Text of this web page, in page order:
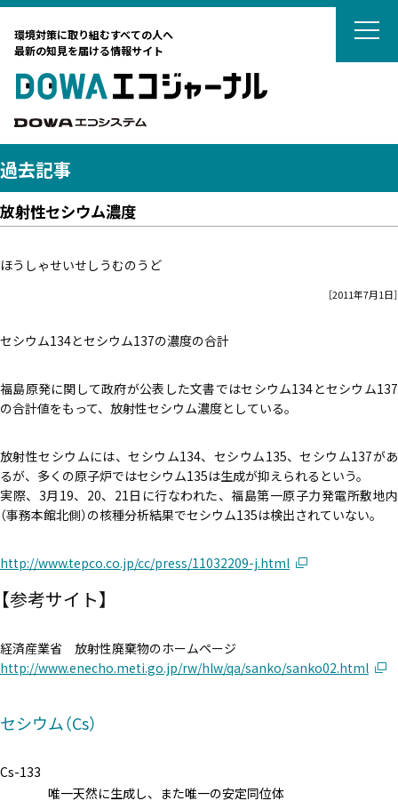
環境対策に取り組むすべての人へ
最新の知見を届ける情報サイト
DOWAエコジ
テーマから選ぶ
サーキュラーエコノミー
国際動向
リスク管理
DOWAの取組リサイクル廃棄物処理
藤田観光からのおすすめカーボンニュートラル
PCB 環境コンサルLIBPV毒劇法バイオ燃料
エコぺディア
過去記事はこちら
お問い合わせはこちら
過去記事
放射性セシウム濃度
ほうしゃせいせしうむのうど
［2011年7月1日］
セシウム134とセシウム137の濃度の合計
福島原発に関して政府が公表した文書ではセシウム134とセシウム137
の合計値をもって、放射性セシウム濃度としている。
放射性セシウムには、セシウム134、セシウム135、セシウム137があ
るが、多くの原子炉ではセシウム135は生成が抑えられるという。
実際、3月19、20、21日に行なわれた、福島第一原子力発電所敷地内
（事務本館北側）の核種分析結果でセシウム135は検出されていない。
http://www.tepco.co.jp/cc/press/11032209-j.html
【参考サイト】
経済産業省 放射性廃棄物のホームページ
http://www.enecho.meti.go.jp/rw/hlw/qa/sanko/sanko02.html
セシウム（Cs）
Cs-133
唯一天然に生成し、また唯一の安定同位体